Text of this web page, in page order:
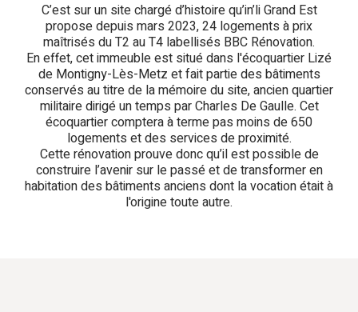
C’est sur un site chargé d’histoire qu’in’li Grand Est
propose depuis mars 2023, 24 logements à prix
maîtrisés du T2 au T4 labellisés BBC Rénovation.
En effet, cet immeuble est situé dans l'écoquartier Lizé
de Montigny-Lès-Metz et fait partie des bâtiments
conservés au titre de la mémoire du site, ancien quartier
militaire dirigé un temps par Charles De Gaulle. Cet
écoquartier comptera à terme pas moins de 650
logements et des services de proximité.
Cette rénovation prouve donc qu’il est possible de
construire l’avenir sur le passé et de transformer en
habitation des bâtiments anciens dont la vocation était à
l'origine toute autre.